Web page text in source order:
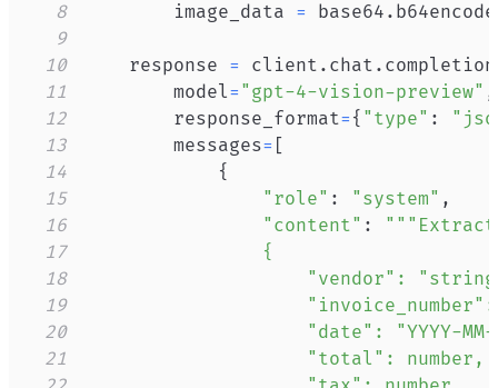
8
        image_data
= base64 . b64encode
9
10
    response
= client . chat .
11
        model
= "gpt-4-vision-preview" ,
12
        response_format
= { "type" :
13
        messages
= [
14
{
15
"role" : "system" ,
16
"content" :
17
18
19
20
21